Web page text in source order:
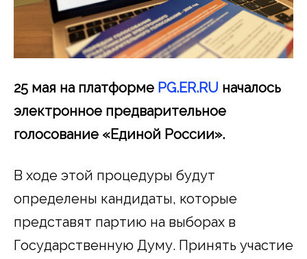
25 мая на платформе PG.ER.RU началось
электронное предварительное
голосование «Единой России».
В ходе этой процедуры будут
определены кандидаты, которые
представят партию на выборах в
Государственную Думу. Принять участие